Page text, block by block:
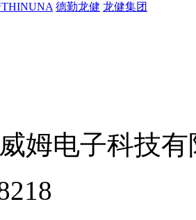
德勤龙健 龙健集团
姆电子科技